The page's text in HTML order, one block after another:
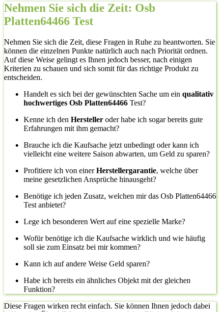
Nehmen Sie sich die Zeit: Osb
Platten64466 Test
Nehmen Sie sich die Zeit, diese Fragen in Ruhe zu beantworten. Sie
können die einzelnen Punkte natürlich auch nach Priorität ordnen.
Auf diese Weise gelingt es Ihnen jedoch besser, nach einigen
Kriterien zu schauen und sich somit für das richtige Produkt zu
entscheiden.
Handelt es sich bei der gewünschten Sache um ein qualitativ
hochwertiges Osb Platten64466 Test?
Kenne ich den Hersteller oder habe ich sogar bereits gute
Erfahrungen mit ihm gemacht?
Brauche ich die Kaufsache jetzt unbedingt oder kann ich
vielleicht eine weitere Saison abwarten, um Geld zu sparen?
Profitiere ich von einerHerstellergarantie, welche über
meine gesetzlichen Ansprüche hinausgeht?
Benötige ich jeden Zusatz, welchen mir das Osb Platten64466
Test anbietet?
Lege ich besonderen Wert auf eine spezielle Marke?
Wofür benötige ich die Kaufsache wirklich und wie häufig
soll sie zum Einsatz bei mir kommen?
Kann ich auf andere Weise Geld sparen?
Habe ich bereits ein ähnliches Objekt mit der gleichen
Funktion?
Diese Fragen wirken recht einfach. Sie können Ihnen jedoch dabei